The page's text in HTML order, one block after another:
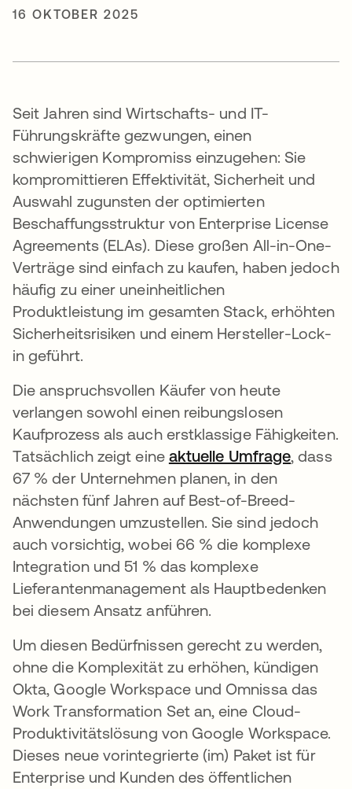
16 OKTOBER 2025
Seit Jahren sind Wirtschafts- und IT-
Führungskräfte gezwungen, einen
schwierigen Kompromiss einzugehen: Sie
kompromittieren Effektivität, Sicherheit und
Auswahl zugunsten der optimierten
Beschaffungsstruktur von Enterprise License
Agreements (ELAs). Diese großen All-in-One-
Verträge sind einfach zu kaufen, haben jedoch
häufig zu einer uneinheitlichen
Produktleistung im gesamten Stack, erhöhten
Sicherheitsrisiken und einem Hersteller-Lock-
in geführt.
Die anspruchsvollen Käufer von heute
verlangen sowohl einen reibungslosen
Kaufprozess als auch erstklassige Fähigkeiten.
Tatsächlich zeigt eine aktuelle Umfragewird in
, dass
67 % der Unternehmen planen, in den
nächsten fünf Jahren auf Best-of-Breed-
Anwendungen umzustellen. Sie sind jedoch
auch vorsichtig, wobei 66 % die komplexe
Integration und 51 % das komplexe
Lieferantenmanagement als Hauptbedenken
bei diesem Ansatz anführen.
Um diesen Bedürfnissen gerecht zu werden,
ohne die Komplexität zu erhöhen, kündigen
Okta, Google Workspace und Omnissa das
Work Transformation Set an, eine Cloud-
Produktivitätslösung von Google Workspace.
Dieses neue vorintegrierte (im) Paket ist für
Enterprise und Kunden des öffentlichen